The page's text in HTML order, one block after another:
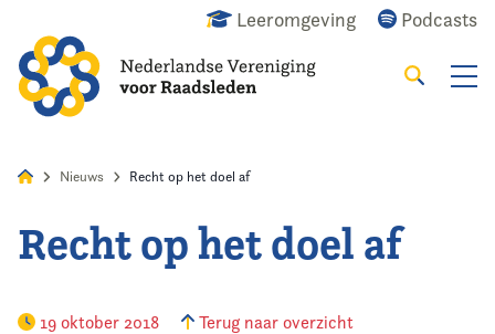
Leeromgeving Podcasts
Zoeken
Home
Nieuws Recht op het doel af
Recht op het doel af
19 oktober 2018 Terug naar overzicht